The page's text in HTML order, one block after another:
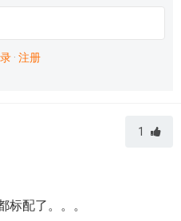
· 注册
1
标配了。。。